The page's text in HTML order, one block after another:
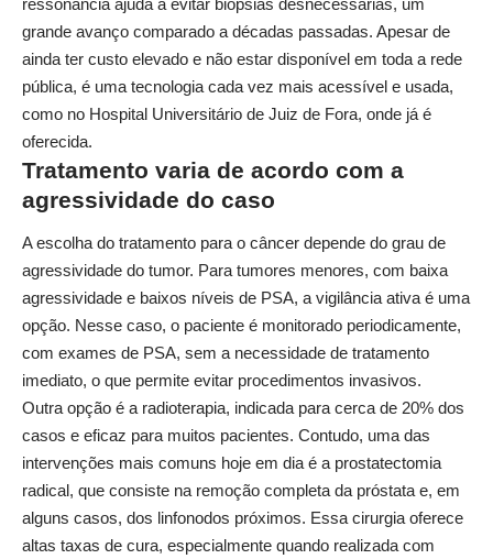
grande avanço comparado a décadas passadas. Apesar de
ainda ter custo elevado e não estar disponível em toda a rede
pública, é uma tecnologia cada vez mais acessível e usada,
como no Hospital Universitário de Juiz de Fora, onde já é
oferecida.
Tratamento varia de acordo com a
agressividade do caso
A escolha do tratamento para o câncer depende do grau de
agressividade do tumor. Para tumores menores, com baixa
agressividade e baixos níveis de PSA, a vigilância ativa é uma
opção. Nesse caso, o paciente é monitorado periodicamente,
com exames de PSA, sem a necessidade de tratamento
imediato, o que permite evitar procedimentos invasivos.
Outra opção é a radioterapia, indicada para cerca de 20% dos
casos e eficaz para muitos pacientes. Contudo, uma das
intervenções mais comuns hoje em dia é a prostatectomia
radical, que consiste na remoção completa da próstata e, em
alguns casos, dos linfonodos próximos. Essa cirurgia oferece
altas taxas de cura, especialmente quando realizada com